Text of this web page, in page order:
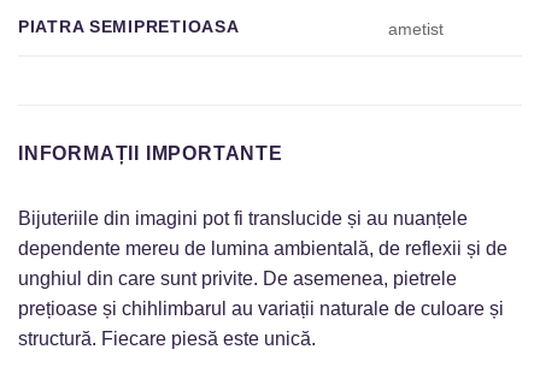
PIATRA SEMIPRETIOASA ametist
INFORMAȚII IMPORTANTE
Bijuteriile din imagini pot fi translucide și au nuanțele
dependente mereu de lumina ambientală, de reflexii și de
unghiul din care sunt privite. De asemenea, pietrele
prețioase și chihlimbarul au variații naturale de culoare și
structură. Fiecare piesă este unică.